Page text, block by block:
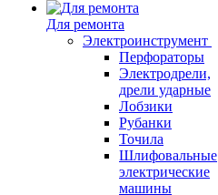
Для ремонта
Электроинструмент
Перфораторы
Электродрели,
дрели ударные
Лобзики
Рубанки
Точила
Шлифовальные
электрические
машины